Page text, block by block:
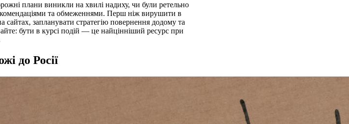
плани виникли на хвилі надиху, чи були ретельно
та обмеженнями. Перш ніж вирушити в
сайтах, запланувати стратегію повернення додому та
бути в курсі подій — це найцінніший ресурс при
до Росії